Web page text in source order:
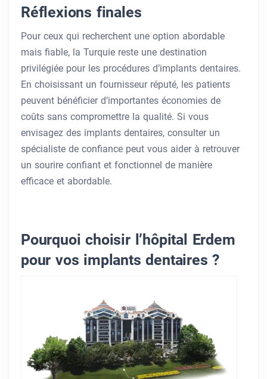
Réflexions finales
Pour ceux qui recherchent une option abordable
mais fiable, la Turquie reste une destination
privilégiée pour les procédures d’implants dentaires.
En choisissant un fournisseur réputé, les patients
peuvent bénéficier d’importantes économies de
coûts sans compromettre la qualité. Si vous
envisagez des implants dentaires, consulter un
spécialiste de confiance peut vous aider à retrouver
un sourire confiant et fonctionnel de manière
efficace et abordable.
Pourquoi choisir l’hôpital Erdem
pour vos implants dentaires ?